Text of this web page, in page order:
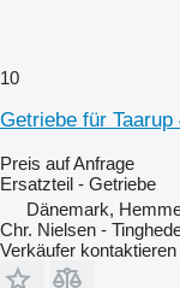
10
Getriebe für
Preis auf Anfrage
Ersatzteil - Getriebe
Dänemark,
Chr. Nielsen -
Verkäufer kontaktieren